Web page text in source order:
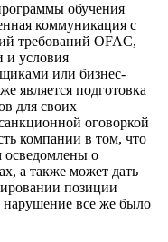
обучения
коммуникация с
требований OFAC,
и условия
или бизнес-
является подготовка
для своих
оговоркой
компании в том, что
осведомлены о
а также может дать
позиции
нарушение все же было